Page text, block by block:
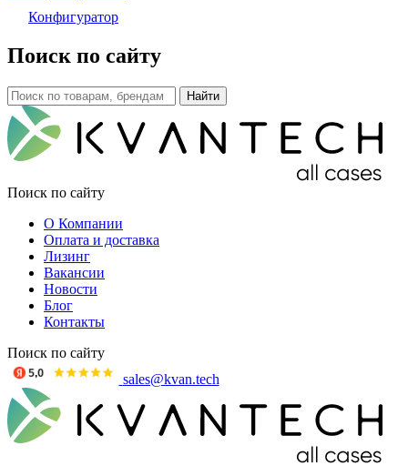
Конфигуратор
Поиск по сайту
Поиск по сайту
О Компании
Оплата и доставка
Лизинг
Вакансии
Новости
Блог
Контакты
Поиск по сайту
sales@kvan.tech